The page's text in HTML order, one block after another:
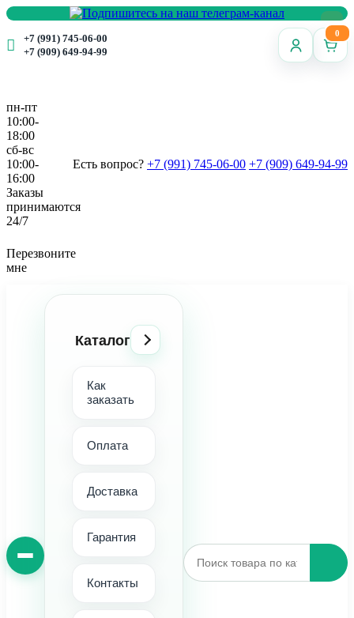
+7 (991) 745-06-00
+7 (909) 649-94-99
0
пн-пт
10:00-
18:00
сб-вс
10:00-
16:00
Заказы
принимаются
24/7
Есть вопрос? +7 (991) 745-06-00 +7 (909) 649-94-99
Перезвоните
мне
Каталог
Как
заказать
Оплата
Доставка
Гарантия
Контакты